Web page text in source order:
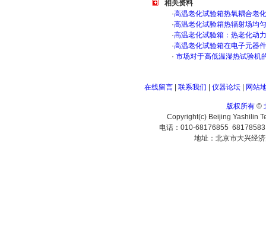
相关资料
·高温老化试验箱热氧耦合老
·高温老化试验箱热辐射场均
·高温老化试验箱：热老化动
·高温老化试验箱在电子元器
· 市场对于高低温湿热试验机
在线留言| 联系我们 仪器论坛| 网站
版权所有©
Copyright(c) Beijing Yashilin
电话：010-68176855
地址：北京市大兴经